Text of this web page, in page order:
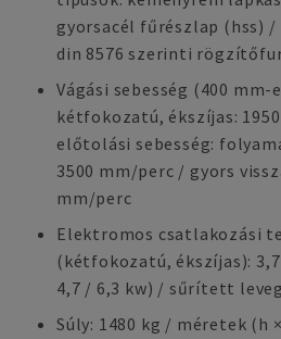
gyorsacél fűrészlap (hss)
din 8576 szerinti
Vágási sebesség (400
kétfokozatú, ékszíjas:
előtolási sebesség:
3500 mm/perc / gyors
mm/perc
Elektromos csatlakozási
(kétfokozatú, ékszíjas):
4,7 / 6,3 kw) / sűrített
Súly: 1480 kg / méretek (h